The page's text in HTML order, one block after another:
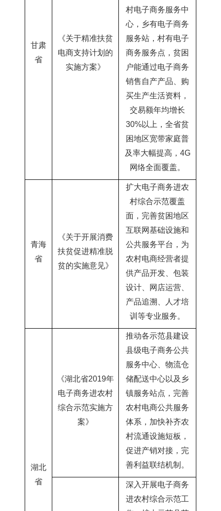
甘肃
省
《关于精准扶贫
电商支持计划的
实施方案》
村电子商务服务中
心 ，乡有电子商务
服务站，村有电子
商务服务点，贫困
户能通过电子商务
销售自产产品、购
买生产生活资料，
交易额年均增长
30%以上，全省贫
困地区宽带家庭普
及率大幅提高，4G
网络全面覆盖。
青海
省
《关于开展消费
扶贫促进精准脱
贫的实施意见》
扩大电子商务进农
村综合示范覆盖
面，完善贫困地区
互联网基础设施和
公共服务平台，为
农村电商经营者提
供产品开发、包装
设计、网店运营、
产品追溯、人才培
训等专业服务。
湖北
省
《湖北省2019年
电子商务进农村
综合示范实施方
案》
推动各示范县建设
县级电子商务公共
服务中心、物流仓
储配送中心以及乡
镇服务站点，完善
农村电商公共服务
体系，加快补齐农
村流通设施短板，
促进产销对接，完
善利益联结机制。
深入开展电子商务
进农村综合示范工